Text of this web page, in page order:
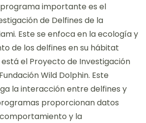
importante es el
de Delfines de la
Este se enfoca en la ecología y
de los delfines en su hábitat
el Proyecto de Investigación
Wild Dolphin. Este
la interacción entre delfines y
proporcionan datos
y la